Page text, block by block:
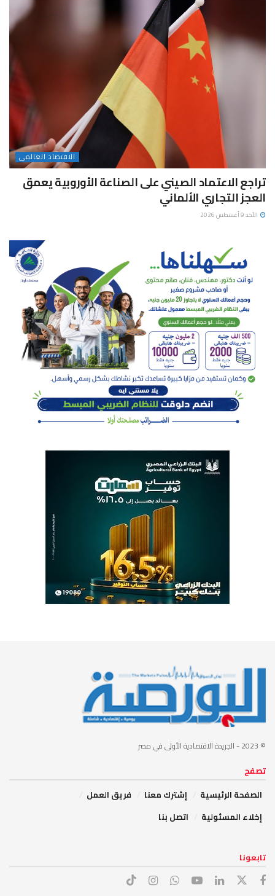
الاقتصاد العالمى
تراجع الاعتماد الصيني على الصناعة الأوروبية يعمق
العجز التجاري الألماني
الأحد 9 أغسطس 2026
© 2023 - الجريدة الاقتصادية الأولى في مصر
تصفح
الصفحة الرئيسية
إشترك معنا
فريق العمل
إخلاء المسئولية
اتصل بنا
تابعونا